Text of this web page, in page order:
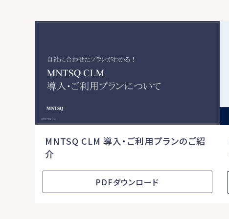
MNTSQ CLM 導入・ご利用プランのご紹
介
PDFダウンロード